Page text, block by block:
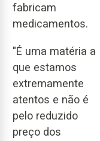
fabricam
medicamentos.
"É uma matéria a
que estamos
extremamente
atentos e não é
pelo reduzido
preço dos